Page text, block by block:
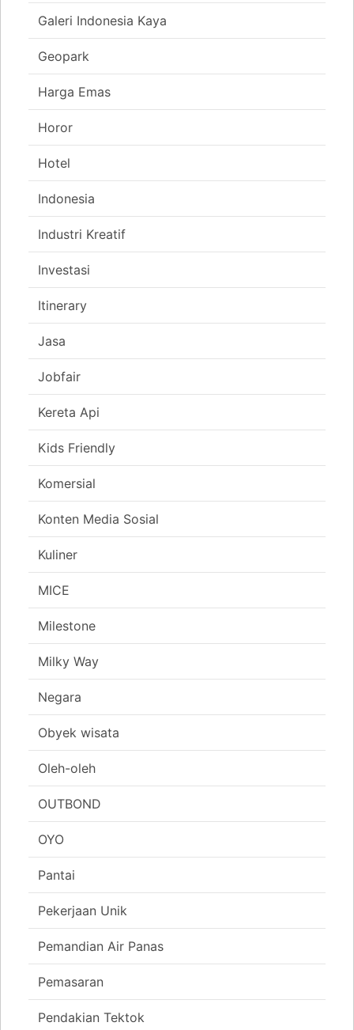
Galeri Indonesia Kaya
Geopark
Harga Emas
Horor
Hotel
Indonesia
Industri Kreatif
Investasi
Itinerary
Jasa
Jobfair
Kereta Api
Kids Friendly
Komersial
Konten Media Sosial
Kuliner
MICE
Milestone
Milky Way
Negara
Obyek wisata
Oleh-oleh
OUTBOND
OYO
Pantai
Pekerjaan Unik
Pemandian Air Panas
Pemasaran
Pendakian Tektok